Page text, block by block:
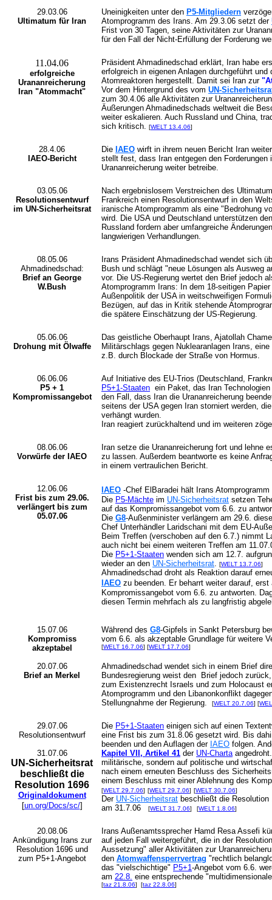
29.03.06
Ultimatum für Iran
Uneinigkeiten unter den P5-Mitgliedern
Atomprogramm des Irans. Am 29.3.06 setzt der
Frist von 30 Tagen, seine Aktivitäten zur
für den Fall der Nicht-Erfüllung der Forderung
11.04.06
erfolgreiche
Urananreicherung
Iran "Atommacht"
Präsident Ahmadinedschad erklärt, Iran habe
erfolgreich in eigenen Anlagen durchgeführt
Atomreaktoren hergestellt. Damit sei Iran zur
Vor dem Hintergrund des vom UN-
zum 30.4.06 alle Aktivitäten zur
Äußerungen Ahmadinedschads weltweit die
weiter eskalieren. Auch Russland und China,
sich kritisch. [WELT 13.4.06]
28.4.06
IAEO-Bericht
Die IAEO wirft in ihrem neuen Bericht Iran
stellt fest, dass Iran entgegen den
Urananreicherung weiter betreibe.
03.05.06
Resolutionsentwurf
im UN-Sicherheitsrat
Nach ergebnislosem Verstreichen des
Frankreich einen Resolutionsentwurf in den
iranische Atomprogramm als eine "Bedrohung
wird. Die USA und Deutschland unterstützen
Russland fordern aber umfangreiche
langwierigen Verhandlungen.
08.05.06
Ahmadinedschad:
Brief an George
W.Bush
Irans Präsident Ahmadinedschad wendet sich
Bush und schlägt "neue Lösungen als Ausweg
vor. Die US-Regierung wertet den Brief jedoch
Atomprogramm Irans: In dem 18-seitigen
Außenpolitik der USA in weitschweifigen
Bezügen, auf das in Kritik stehende
die spätere Einschätzung der US-Regierung.
05.06.06
Drohung mit Ölwaffe
Das geistliche Oberhaupt Irans, Ajatollah
Militärschlags gegen Nuklearanlagen Irans,
z.B. durch Blockade der Straße von Hormus.
06.06.06
P5 + 1
Kompromissangebot
Auf Initiative des EU-Trios (Deutschland,
P5+1-Staaten ein Paket, das Iran
den Fall, dass Iran die Urananreicherung
seitens der USA gegen Iran storniert werden,
verhängt wurden.
Iran reagiert zurückhaltend und im weiteren
08.06.06
Vorwürfe der IAEO
Iran setze die Urananreicherung fort und lehne
zu lassen. Außerdem beantworte es keine
in einem vertraulichen Bericht.
12.06.06
Frist bis zum 29.06.
verlängert bis zum
05.07.06
IAEO -Chef ElBaradei hält Irans
Die P5-Mächte im UN-Sicherheitsrat setzen
auf das Kompromissangebot vom 6.6. zu
Die G8-Außenminister verlängern am 29.6.
Chef Unterhändler Laridschani mit dem EU-
Beim Treffen (verschoben auf den 6.7.) nimmt
auch nicht bei einem weiteren Treffen am
Die P5+1-Staaten wenden sich am 12.7.
wieder an den UN-Sicherheitsrat. [WELT 13.7.06]
Ahmadinedschad droht als Reaktion darauf
IAEO zu beenden. Er beharrt weiter darauf,
Kompromissangebot vom 6.6. zu antworten.
diesen Termin mehrfach als zu langfristig
15.07.06
Kompromiss
akzeptabel
Während des G8-Gipfels in Sankt Petersburg
vom 6.6. als akzeptable Grundlage für weitere
[WELT 16.7.06] [WELT 17.7.06]
20.07.06
Brief an Merkel
Ahmadinedschad wendet sich in einem Brief
Bundesregierung weist den Brief jedoch
zum Existenzrecht Israels und zum Holocaust
Atomprogramm und den Libanonkonflikt
Stellungnahme der Regierung.
[WELT 20.7.06] [
29.07.06
Resolutionsentwurf
31.07.06
UN-Sicherheitsrat
beschließt die
Resolution 1696
Originaldokument
[un.org/Docs/sc/]
Die P5+1-Staaten einigen sich auf einen
eine Frist bis zum 31.8.06 gesetzt wird. Bis
beenden und den Auflagen der IAEO folgen.
Kapitel VII, Artikel 41 der UN-Charta
militärische, sondern auf politische und
nach einem erneuten Beschluss des
einem Beschluss mit einer Ablehnung des
[WELT 29.7.06] [WELT 29.7.06] [WELT 30.7.06]
Der UN-Sicherheitsrat beschließt die
am 31.7.06
[WELT 31.7.06] [WELT 1.8.06]
20.08.06
Ankündigung Irans zur
Resolution 1696 und
zum P5+1-Angebot
Irans Außenamtssprecher Hamd Resa Assefi
auf jeden Fall weitergeführt, die in der
Aussetzung" aller Aktivitäten zur
den Atomwaffensperrvertrag "rechtlich
das "vielschichtige" P5+1-Angebot vom 6.6.
am 22.8. eine entsprechende
[taz 21.8.06] [taz 22.8.06]